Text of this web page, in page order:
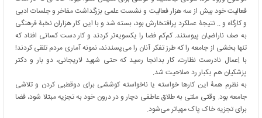
فعالیت خود بیش از سه هزار فعالیت و نشست علمی بزرگداشت مفاخر و جلسات ادبی
و کارگاه و .. نتیجۀ عملکرد پرافتخارش بود، بسته شد و با این کار هزاران نخبۀ فرهنگی
به صف ناراضیان پیوستند. کم‌کم فضا را یکسویه‌تر کردند و کار دست کسانی افتاد که
تنها بخشی از جامعه را که طرز تفکر آنان را می‌پسندند، نمونه آماری مردم تلقی کردند!
با اِعمال نادرست نظارت، کار بدانجا رسید که حتی شهید لاریجانی، دو بار و دکتر
پزشکیان هم یکبار رد صلاحیت شد.
به نظرم همۀ این کارها خواسته یا ناخواسته کوششی برای دوقطبی کردن و تلاشی
جامعه بود. وقتی ملتی به طلاق عاطفی دچار و در درون خود به تجزیه مبتلا شود، فضا
برای تجزیه خاک پاک مهیاتر می‌شود.